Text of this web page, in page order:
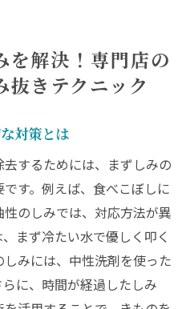
に必要な道具と材料
しみ抜き専門店が教える
の応急処置法
推奨する適切な洗浄法
ないための注意点
保つためのしみ抜き技術
抜き後のケア方法
を解決！専門店の
抜きテクニック
対策とは
するためには、まずしみの
す。例えば、食べこぼしに
のしみでは、対応方法が異
まず冷たい水で優しく叩く
みには、中性洗剤を使った
に、時間が経過したしみ